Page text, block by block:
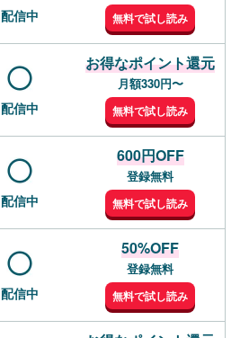
配信中 無料で試し読み
配信中
お得なポイント還元
月額330円〜
無料で試し読み
配信中
600円OFF
登録無料
無料で試し読み
配信中
50%OFF
登録無料
無料で試し読み